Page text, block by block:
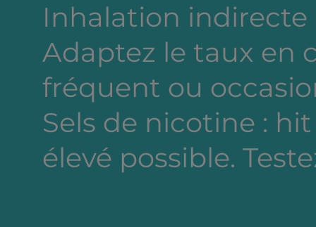
Inhalation indirecte
Adaptez le taux en
fréquent ou
Sels de nicotine :
élevé possible.